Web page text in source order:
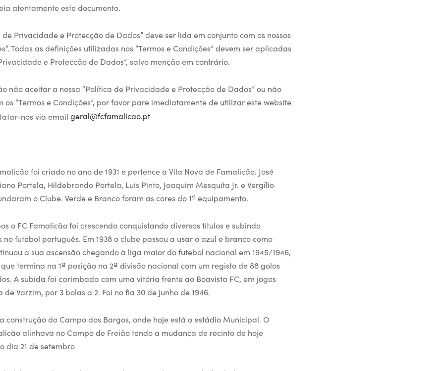
atentamente este documento.
Privacidade e Protecção de Dados” deve ser lida em conjunto com os nossos
Todas as definições utilizadas nos “Termos e Condições” devem ser aplicadas
e Protecção de Dados”, salvo menção em contrário.
não aceitar a nossa “Política de Privacidade e Protecção de Dados” ou não
“Termos e Condições”, por favor pare imediatamente de utilizar este website
nos via email geral@fcfamalicao.pt
foi criado no ano de 1931 e pertence a Vila Nova de Famalicão. José
Portela, Hildebrando Portela, Luis Pinto, Joaquim Mesquita Jr. e Vergílio
o Clube. Verde e Branco foram as cores do 1º equipamento.
o FC Famalicão foi crescendo conquistando diversos títulos e subindo
futebol português. Em 1938 o clube passou a usar o azul e branco como
a sua ascensão chegando à liga maior do futebol nacional em 1945/1946,
termina na 1ª posição na 2ª divisão nacional com um registo de 88 golos
A subida foi carimbada com uma vitória frente ao Boavista FC, em jogos
Varzim, por 3 bolas a 2. Foi no fia 30 de junho de 1946.
construção do Campo dos Bargos, onde hoje está o estádio Municipal. O
alinhava no Campo de Freião tendo a mudança de recinto de hoje
dia 21 de setembro